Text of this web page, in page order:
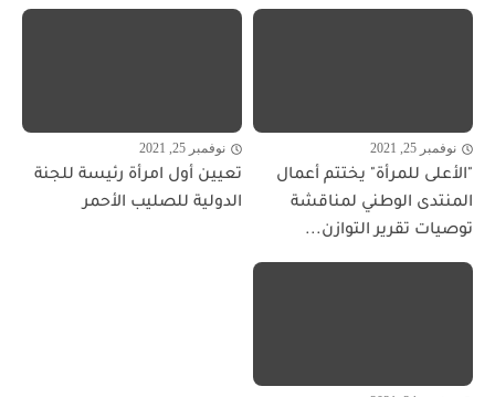
نوفمبر 25, 2021
"الأعلى للمرأة" يختتم أعمال
المنتدى الوطني لمناقشة
توصيات تقرير التوازن...
نوفمبر 25, 2021
تعيين أول امرأة رئيسة للجنة
الدولية للصليب الأحمر